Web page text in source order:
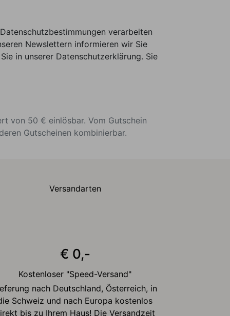
verarbeiten
Newslettern informieren wir Sie
in unserer Datenschutzerklärung. Sie
von 50 € einlösbar. Vom Gutschein
Gutscheinen kombinierbar.
Versandarten
€ 0,-
Kostenloser "Speed-Versand"
nach Deutschland, Österreich, in
Schweiz und nach Europa kostenlos
bis zu Ihrem Haus! Die Versandzeit